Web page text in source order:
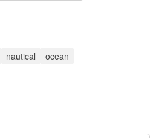
nautical ocean